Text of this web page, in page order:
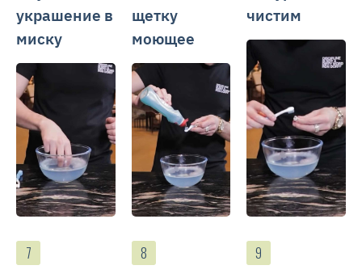
украшение в
миску
щетку
моющее
чистим